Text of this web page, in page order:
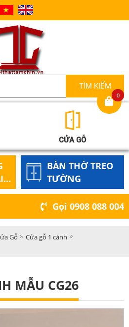
CỬA GỖ
BÀN THỜ TREO
TƯỜNG
Gọi 0908 088 004
Gỗ
Cửa gỗ 1 cánh
MẪU CG26
0